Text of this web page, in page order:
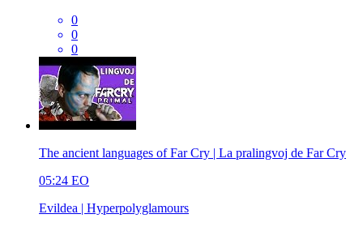
0
0
0
The ancient languages of Far Cry | La pralingvoj de Far Cry
05:24 EO
Evildea | Hyperpolyglamours